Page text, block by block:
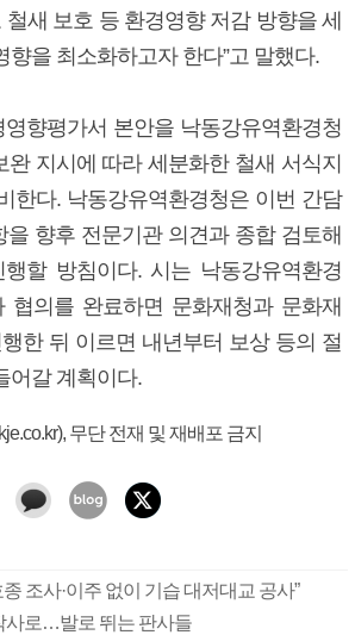
새 보호 등 환경영향 저감 방향을 세
향을 최소화하고자 한다”고 말했다.
향평가서 본안을 낙동강유역환경청
완 지시에 따라 세분화한 철새 서식지
한다. 낙동강유역환경청은 이번 간담
을 향후 전문기관 의견과 종합 검토해
할 방침이다. 시는 낙동강유역환경
협의를 완료하면 문화재청과 문화재
한 뒤 이르면 내년부터 보상 등의 절
어갈 계획이다.
무단 전재 및 재배포 금지
조사·이주 없이 기습 대저대교 공사”
사로…발로 뛰는 판사들